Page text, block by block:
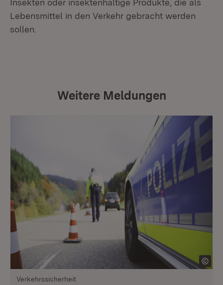
Insekten oder insektenhaltige Produkte, die als
Lebensmittel in den Verkehr gebracht werden
sollen.
Weitere Meldungen
Verkehrssicherheit